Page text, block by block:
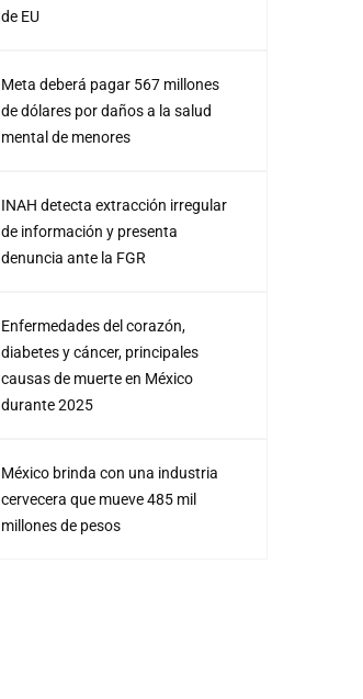
de EU
Meta deberá pagar 567 millones
de dólares por daños a la salud
mental de menores
INAH detecta extracción irregular
de información y presenta
denuncia ante la FGR
Enfermedades del corazón,
diabetes y cáncer, principales
causas de muerte en México
durante 2025
México brinda con una industria
cervecera que mueve 485 mil
millones de pesos